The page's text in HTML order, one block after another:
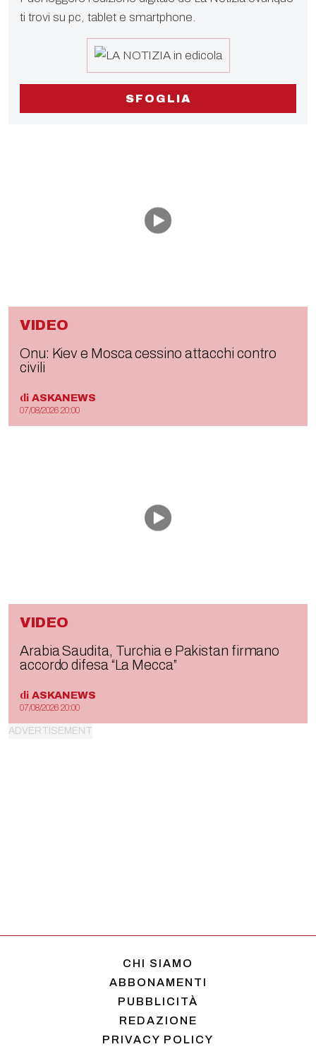
ti trovi su pc, tablet e smartphone.
SFOGLIA
VIDEO
Onu: Kiev e Mosca cessino attacchi contro
civili
di ASKANEWS
07/08/2026 20:00
VIDEO
Arabia Saudita, Turchia e Pakistan firmano
accordo difesa “La Mecca”
di ASKANEWS
07/08/2026 20:00
CHI SIAMO
ABBONAMENTI
PUBBLICITÀ
REDAZIONE
PRIVACY POLICY